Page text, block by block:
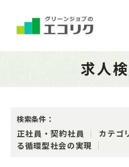
求人
検索条件：
正社員・契約社員
カテゴ
る循環型社会の実現